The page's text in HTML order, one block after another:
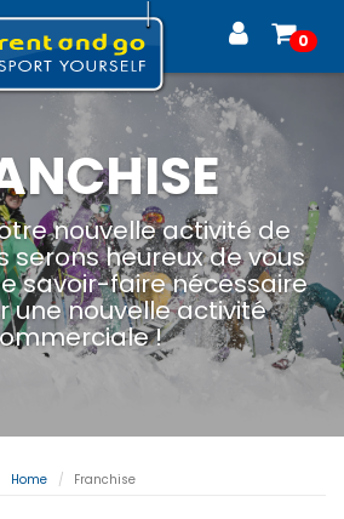
0
nouvelle activité de
serons heureux de vous
savoir-faire nécessaire
une nouvelle activité
!
Home Franchise